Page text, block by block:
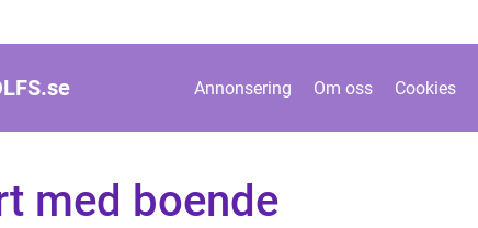
se Annonsering Om oss Cookies
med boende